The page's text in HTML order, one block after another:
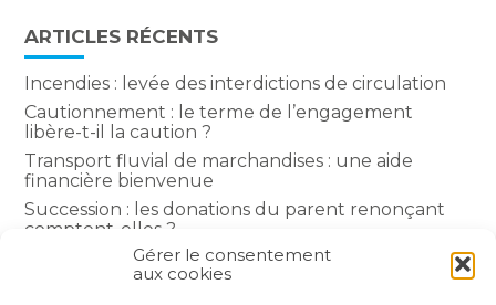
Gérer le consentement
aux cookies
ARTICLES RÉCENTS
Incendies : levée des interdictions de circulation
Cautionnement : le terme de l’engagement
libère-t-il la caution ?
Transport fluvial de marchandises : une aide
financière bienvenue
Succession : les donations du parent renonçant
comptent-elles ?
Encadrement des loyers : une année de plus